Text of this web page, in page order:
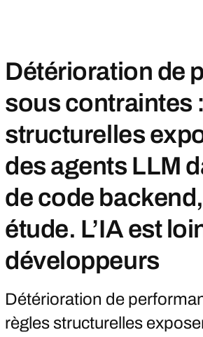
Détérioration de
sous contraintes
structurelles
des agents LLM
de code
étude. L’IA est
développeurs
Détérioration de
règles structurelles